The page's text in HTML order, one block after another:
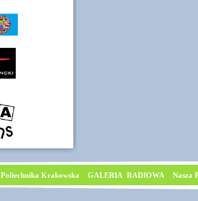
Poliechnika Krakowska GALERIA RADIOWA Nasza